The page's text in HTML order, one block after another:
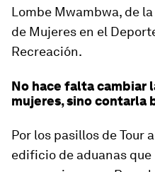
Lombe Mwambwa, de
de Mujeres en el
Recreación.
No hace falta cambiar
mujeres, sino contarla
Por los pasillos de Tour
edificio de aduanas